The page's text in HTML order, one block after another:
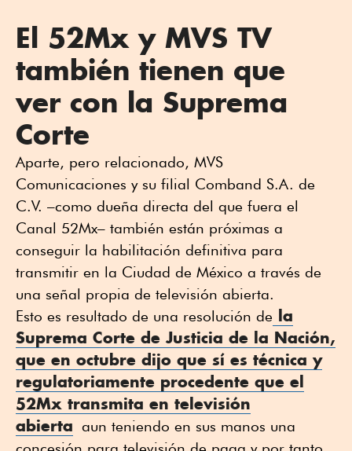
El 52Mx y MVS TV
también tienen que
ver con la Suprema
Corte
Aparte, pero relacionado, MVS
Comunicaciones y su filial Comband S.A. de
C.V. –como dueña directa del que fuera el
Canal 52Mx– también están próximas a
conseguir la habilitación definitiva para
transmitir en la Ciudad de México a través de
una señal propia de televisión abierta.
Esto es resultado de una resolución de la
Suprema Corte de Justicia de la Nación,
que en octubre dijo que sí es técnica y
regulatoriamente procedente que el
52Mx transmita en televisión
abierta aun teniendo en sus manos una